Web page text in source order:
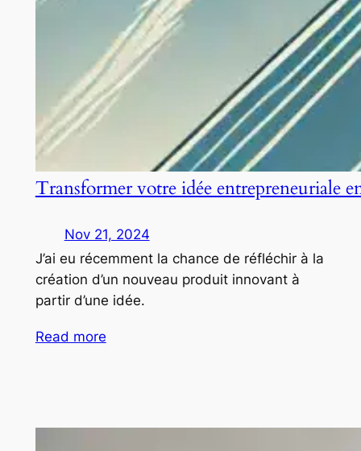
Transformer votre idée entrepreneuriale
Nov 21, 2024
J’ai eu récemment la chance de réfléchir à la
création d’un nouveau produit innovant à
partir d’une idée.
Read more